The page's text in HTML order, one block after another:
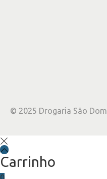
© 2025 Drogaria São
Carrinho